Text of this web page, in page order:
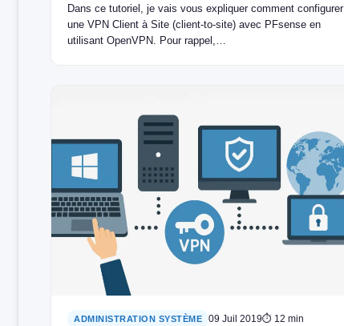
Dans ce tutoriel, je vais vous expliquer comment configurer
une VPN Client à Site (client-to-site) avec PFsense en
utilisant OpenVPN. Pour rappel,…
ADMINISTRATION SYSTÈME 09 Juil 2019⏱ 12 min